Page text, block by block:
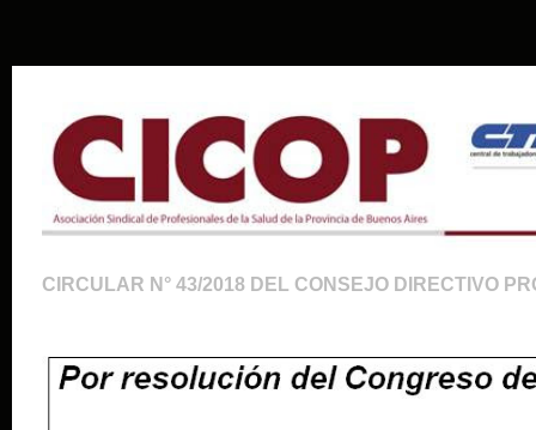
CIRCULAR N° 43/2018 DEL CONSEJO DIRECTIVO